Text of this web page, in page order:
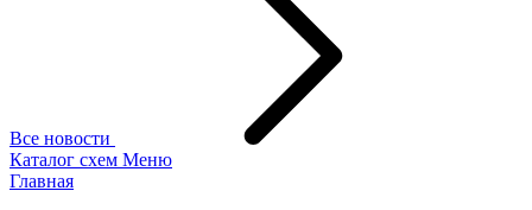
Все новости
Каталог схем Меню
Главная